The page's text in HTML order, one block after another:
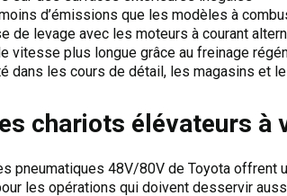
d’émissions que les modèles à
de levage avec les moteurs à courant
vitesse plus longue grâce au freinage
dans les cours de détail, les magasins et
chariots élévateurs à
pneumatiques 48V/80V de Toyota offrent
les opérations qui doivent desservir